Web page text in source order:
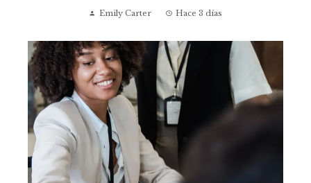
Emily Carter Hace 3 días